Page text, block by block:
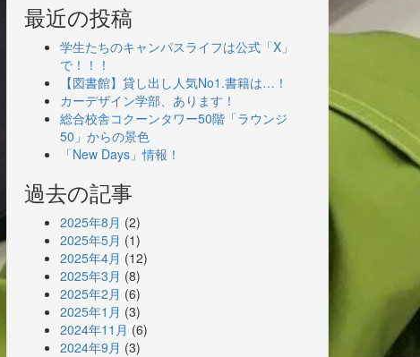
最近の投稿
学生たちのキャンパスライフは公式「X」
で！！！
【図書館】貸し出し人気No1.書籍は…！
カーデザイン学部、あります！
総合校舎コクーンタワー50階「ラウンジ
50」からの景色
「New Days」情報！
過去の記事
2025年8月 (2)
2025年5月 (1)
2025年4月 (12)
2025年3月 (8)
2025年2月 (6)
2025年1月 (3)
2024年11月 (6)
2024年9月 (3)